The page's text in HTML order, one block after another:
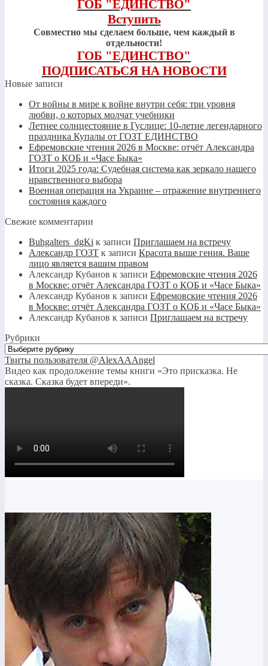
ГОБ "ЕДИНСТВО"
Вступить
Совместно мы сделаем больше, чем каждый в
отдельности!
ГОБ "ЕДИНСТВО"
ПОДПИСАТЬСЯ НА НОВОСТИ
Новые записи
От войны в мире к войне внутри себя: три уровня
любви, о которых молчат учебники
Летнее солнцестояние в Гуслице: 10-летие легендарного
праздника Купалы от ГОЗТ ЕДИНСТВО
Ефремовские чтения 2026 в Москве: отчёт Александра
ГОЗТ о КОБ и «Часе Быка»
Итоги 2025 года: Судебная система как зеркало нашего
нравственного выбора
Военная операция на Украине – отражение внутреннего
состояния каждого
Свежие комментарии
Buhgalters_dgKi к записи Приглашаем на встречу
Александр ГОЗТ к записи Красота выше гения. Ваше
лицо является вашим правом
Александр Кубанов к записи Ефремовские чтения 2026
в Москве: отчёт Александра ГОЗТ о КОБ и «Часе Быка»
Александр Кубанов к записи Ефремовские чтения 2026
в Москве: отчёт Александра ГОЗТ о КОБ и «Часе Быка»
Александр Кубанов к записи Приглашаем на встречу
Рубрики
Рубрики
Твиты пользователя @AlexAAAngel
Видео как продолжение темы книги «Это присказка. Не
сказка. Сказка будет впереди».